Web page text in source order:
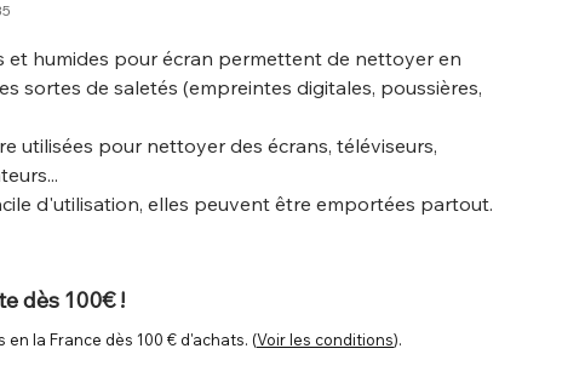
et humides pour écran permettent de nettoyer en
sortes de saletés (empreintes digitales, poussières,
utilisées pour nettoyer des écrans, téléviseurs,
d'utilisation, elles peuvent être emportées partout.
dès 100€ !
la France dès 100 € d'achats. (Voir les conditions).